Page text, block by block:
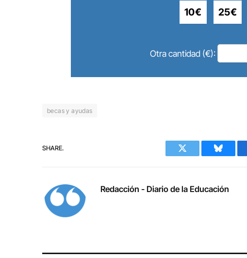
10€ 25€
Otra cantidad (€):
becas y ayudas
SHARE.
Twitter Bluesky
Redacción - Diario de la Educación